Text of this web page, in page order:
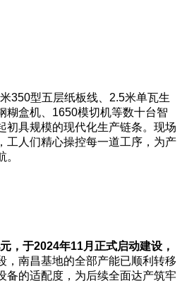
350型五层纸板线、2.5米单瓦生
糊盒机、1650模切机等数十台智
初具规模的现代化生产链条。现场
工人们精心操控每一道工序，为产
，于2024年11月正式启动建设，
，南昌基地的全部产能已顺利转移
备的适配度，为后续全面达产筑牢